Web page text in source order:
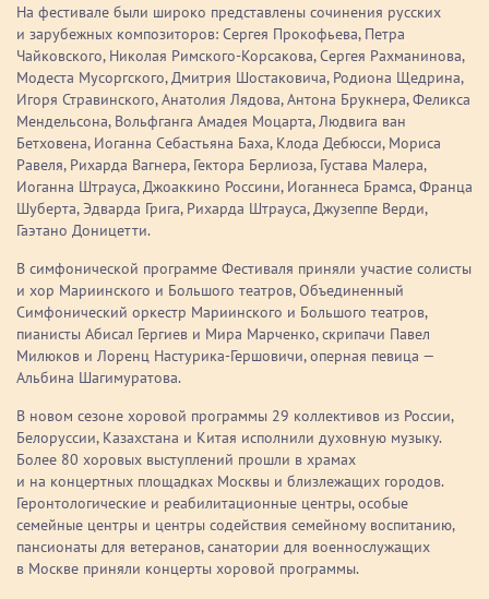
На фестивале были широко представлены сочинения русских
и зарубежных композиторов: Сергея Прокофьева, Петра
Чайковского, Николая Римского-Корсакова, Сергея Рахманинова,
Модеста Мусоргского, Дмитрия Шостаковича, Родиона Щедрина,
Игоря Стравинского, Анатолия Лядова, Антона Брукнера, Феликса
Мендельсона, Вольфганга Амадея Моцарта, Людвига ван
Бетховена, Иоганна Себастьяна Баха, Клода Дебюсси, Мориса
Равеля, Рихарда Вагнера, Гектора Берлиоза, Густава Малера,
Иоганна Штрауса, Джоаккино Россини, Иоганнеса Брамса, Франца
Шуберта, Эдварда Грига, Рихарда Штрауса, Джузеппе Верди,
Гаэтано Доницетти.
В симфонической программе Фестиваля приняли участие солисты
и хор Мариинского и Большого театров, Объединенный
Симфонический оркестр Мариинского и Большого театров,
пианисты Абисал Гергиев и Мира Марченко, скрипачи Павел
Милюков и Лоренц Настурика-Гершовичи, оперная певица —
Альбина Шагимуратова.
В новом сезоне хоровой программы 29 коллективов из России,
Белоруссии, Казахстана и Китая исполнили духовную музыку.
Более 80 хоровых выступлений прошли в храмах
и на концертных площадках Москвы и близлежащих городов.
Геронтологические и реабилитационные центры, особые
семейные центры и центры содействия семейному воспитанию,
пансионаты для ветеранов, санатории для военнослужащих
в Москве приняли концерты хоровой программы.